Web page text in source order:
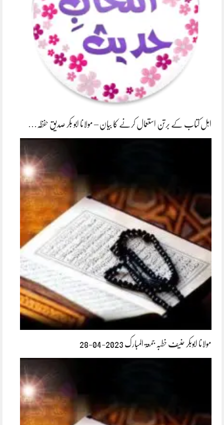
اہل کتاب کے برتن استعمال کرنے کا بیان – مولانا ابو بکر صدیق حفظہ…
مولانا ابوبکر حنیف خطبہ جمعۃ المبارک 2023-04-28